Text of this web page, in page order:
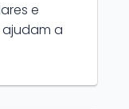
e
a